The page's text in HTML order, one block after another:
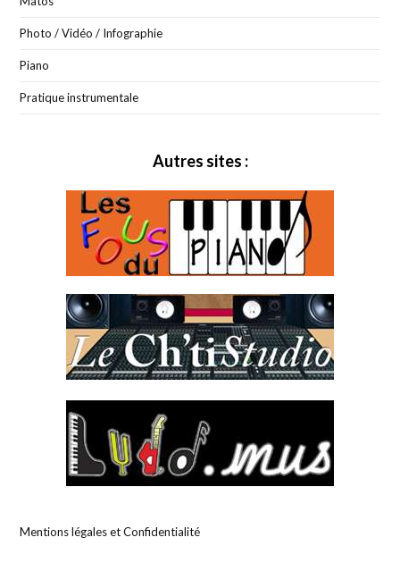
Photo / Vidéo / Infographie
Piano
Pratique instrumentale
Autres sites :
Mentions légales et Confidentialité